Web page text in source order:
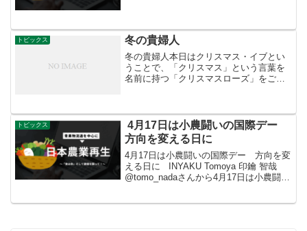
など、できる限り...
トピックス 冬の貴婦人
冬の貴婦人本日はクリスマス・イブとい
うことで、「クリスマス」という言葉を
名前に持つ「クリスマスローズ」をご紹
す。草木が芽吹く前から常緑の葉を広げ
大きな花をつけるため、早春...
トピックス
4月17日は小農闘いの国際デー
方向を変える日に
4月17日は小農闘いの国際デー 方向を変
える日に INYAKU Tomoya 印鑰 智哉
@tomo_nadaさんから4月17日は小農闘い